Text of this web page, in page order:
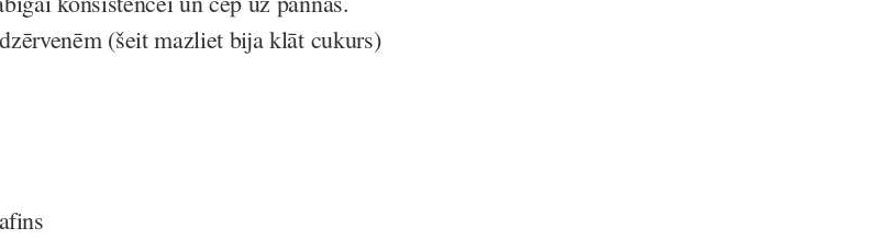
(šeit mazliet bija klāt cukurs)